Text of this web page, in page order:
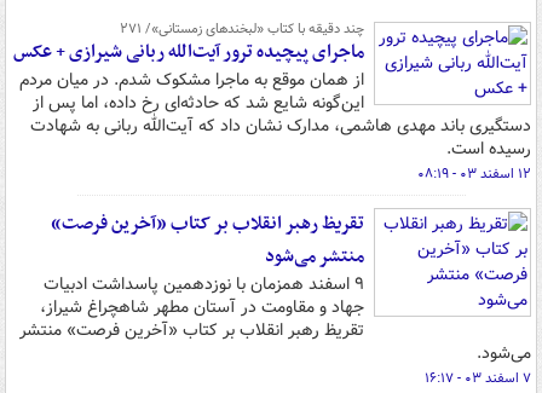
چند دقیقه با کتاب‌ «لبخندهای زمستانی»/ ۲۷۱
ماجرای پیچیده ترور آیت‌الله ربانی شیرازی + عکس
از همان موقع به ماجرا مشکوک شدم. در میان مردم
این‌گونه شایع شد که حادثه‌ای رخ داده، اما پس از
دستگیری باند مهدی هاشمی، مدارک نشان داد که آیت‌الله ربانی به شهادت
رسیده است.
۱۲ اسفند ۰۳ - ۰۸:۱۹
تقریظ رهبر انقلاب بر کتاب «آخرین فرصت»
منتشر می‌شود
۹ اسفند همزمان با نوزدهمین پاسداشت ادبیات
جهاد و مقاومت در آستان مطهر شاهچراغ شیراز،
تقریظ رهبر انقلاب بر کتاب «آخرین فرصت» منتشر
می‌شود.
۷ اسفند ۰۳ - ۱۶:۱۷